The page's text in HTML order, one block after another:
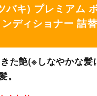
バキ) プレミアム
ディショナー 詰
た艶(※しなやかな髪
。